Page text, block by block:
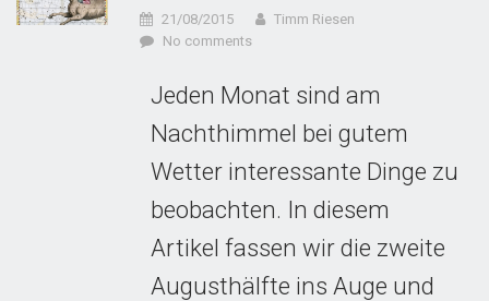
21/08/2015
Timm Riesen
No comments
Jeden Monat sind am
Nachthimmel bei gutem
Wetter interessante Dinge zu
beobachten. In diesem
Artikel fassen wir die zweite
Augusthälfte ins Auge und